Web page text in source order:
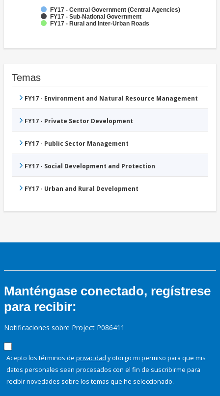
FY17 - Central Government (Central Agencies)
FY17 - Sub-National Government
FY17 - Rural and Inter-Urban Roads
Temas
FY17 - Environment and Natural Resource Management
FY17 - Private Sector Development
FY17 - Public Sector Management
FY17 - Social Development and Protection
FY17 - Urban and Rural Development
Manténgase conectado, regístrese
para recibir:
Notificaciones sobre Project P086411
Acepto los términos de privacidad y otorgo mi permiso para que mis
datos personales sean procesados con el fin de suscribirme para
recibir novedades sobre los temas que he seleccionado.